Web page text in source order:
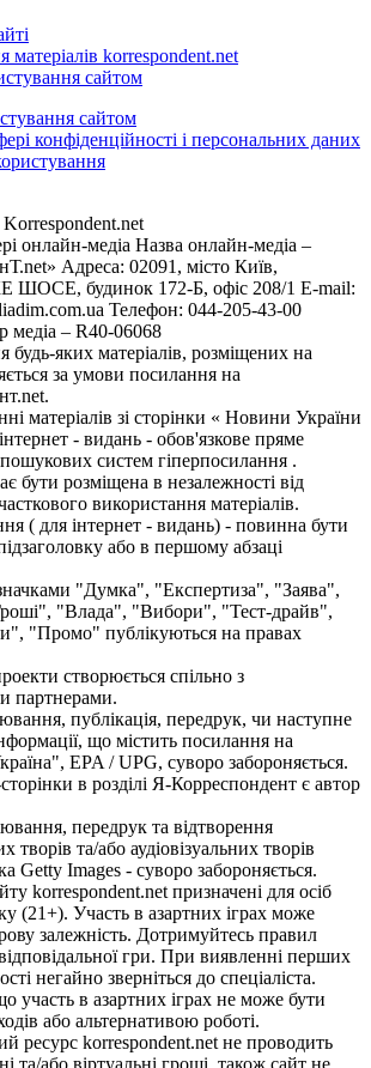
матеріалів korrespondent.net
сайтом
сайтом
конфіденційності і персональних даних
онлайн-медіа Назва онлайн-медіа –
Адреса: 02091, місто Київ,
будинок 172-Б, офіс 208/1 E-mail:
Телефон: 044-205-43-00
медіа – R40-06068
будь-яких матеріалів, розміщених на
за умови посилання на
матеріалів зі сторінки « Новини України
- видань - обов'язкове пряме
систем гіперпосилання .
бути розміщена в незалежності від
використання матеріалів.
( для інтернет - видань) - повинна бути
або в першому абзаці
"Думка", "Експертиза", "Заява",
"Влада", "Вибори", "Тест-драйв",
"Промо" публікуються на правах
створюється спільно з
партнерами.
публікація, передрук, чи наступне
що містить посилання на
EPA / UPG, суворо забороняється.
в розділі Я-Корреспондент є автор
передрук та відтворення
творів та/або аудіовізуальних творів
Getty Images - суворо забороняється.
korrespondent.net призначені для осіб
(21+). Участь в азартних іграх може
залежність. Дотримуйтесь правил
гри. При виявленні перших
негайно зверніться до спеціаліста.
участь в азартних іграх не може бути
або альтернативою роботі.
ресурс korrespondent.net не проводить
та/або віртуальні гроші, також сайт не